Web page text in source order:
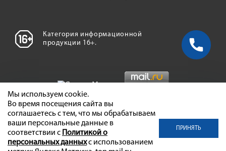
Категория информационной
продукции 16+.
Мы используем cookie.
Во время посещения сайта вы
соглашаетесь с тем, что мы обрабатываем
ваши персональные данные в
соответствии с Политикой о
персональных данныхс использованием
ПРИНЯТЬ